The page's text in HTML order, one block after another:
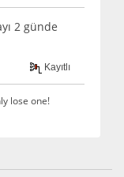
2 günde
Kayıtlı
lose one!